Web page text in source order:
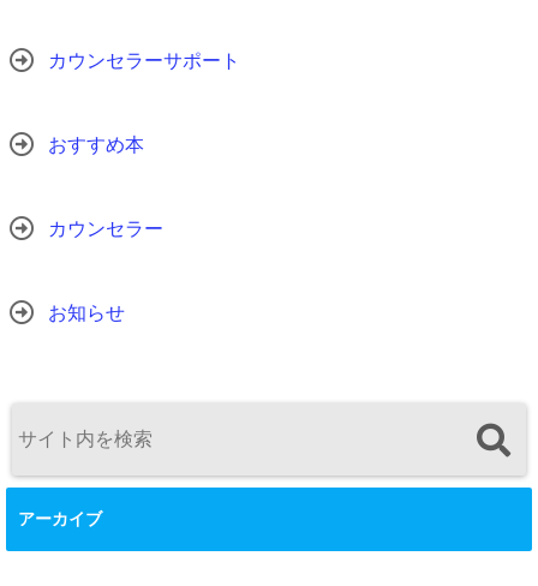
カウンセラーサポート
おすすめ本
カウンセラー
お知らせ
アーカイブ